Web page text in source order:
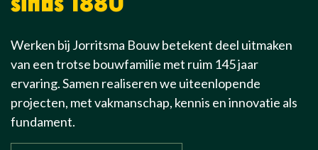
sinds 1880
Werken bij Jorritsma Bouw betekent deel uitmaken
van een trotse bouwfamilie met ruim 145 jaar
ervaring. Samen realiseren we uiteenlopende
projecten, met vakmanschap, kennis en innovatie als
fundament.